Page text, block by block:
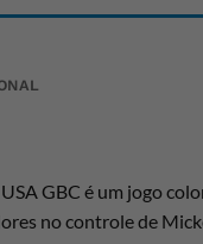
GBC é um jogo
no controle de